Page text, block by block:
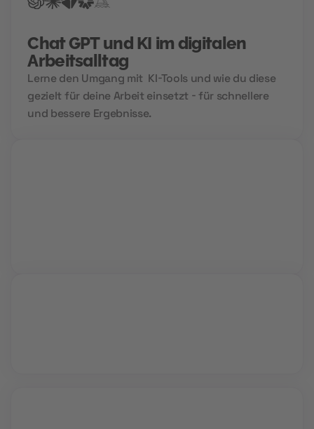
Chat GPT und KI im digitalen
Arbeitsalltag
Lerne den Umgang mit KI-Tools und wie du diese
gezielt für deine Arbeit einsetzt - für schnellere
und bessere Ergebnisse.